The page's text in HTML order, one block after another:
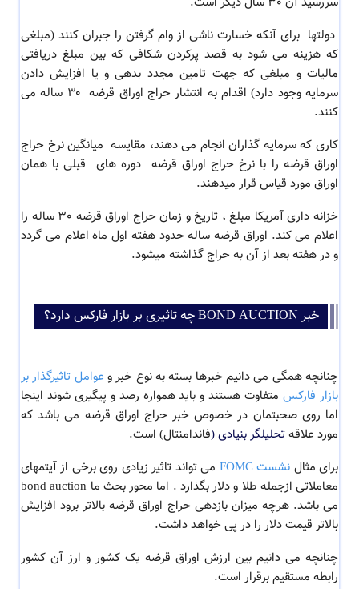
دولتها برای آنکه خسارت ناشی از وام گرفتن را جبران کنند (مبلغی
که هزینه می شود به قصد پرکردن شکافی که بین مبلغ دریافتی
مالیات و مبلغی که جهت تامین مجدد بدهی و یا افزایش دادن
سرمایه وجود دارد) اقدام به انتشار حراج اوراق قرضه ۳۰ ساله می
کنند.
کاری که سرمایه گذاران انجام می دهند، مقایسه میانگین نرخ حراج
اوراق قرضه را با نرخحراج اوراق قرضه دورههای قبلی با همان
اوراق مورد قیاس قرار میدهند.
خزانه داری آمریکا مبلغ ، تاریخ و زمان حراج اوراق قرضه 30 ساله را
اعلام می کند. اوراق قرضه ساله حدود هفته اول ماه اعلام می گردد
و در هفته بعد از آن به حراج گذاشته میشود.
خبر BOND AUCTION چه تاثیری بر بازار فارکس دارد؟
چنانچه همگی می دانیم خبرها بسته به نوع خبر و عوامل تاثیرگذار بر
بازار فارکسمتفاوت هستند و باید همواره رصد و پیگیری شوند اینجا
اما روی صحبتمان در خصوص خبرحراج اوراق قرضه می باشد که
مورد علاقهتحلیلگر بنیادی (فاندامنتال) است.
برای مثال نشست FOMC
می تواند تاثیر زیادی روی برخی از آیتمهای
معاملاتی ازجمله طلا و دلار بگذارد . اما محور بحث ما bond auction
می باشد. هرچه میزان بازدهیحراج اوراق قرضه بالاتر برود افزایش
بالاتر قیمت دلار را در پی خواهد داشت.
چنانچه می دانیم بین ارزش اوراق قرضه یک کشور و ارز آن کشور
رابطه مستقیم برقرار است.